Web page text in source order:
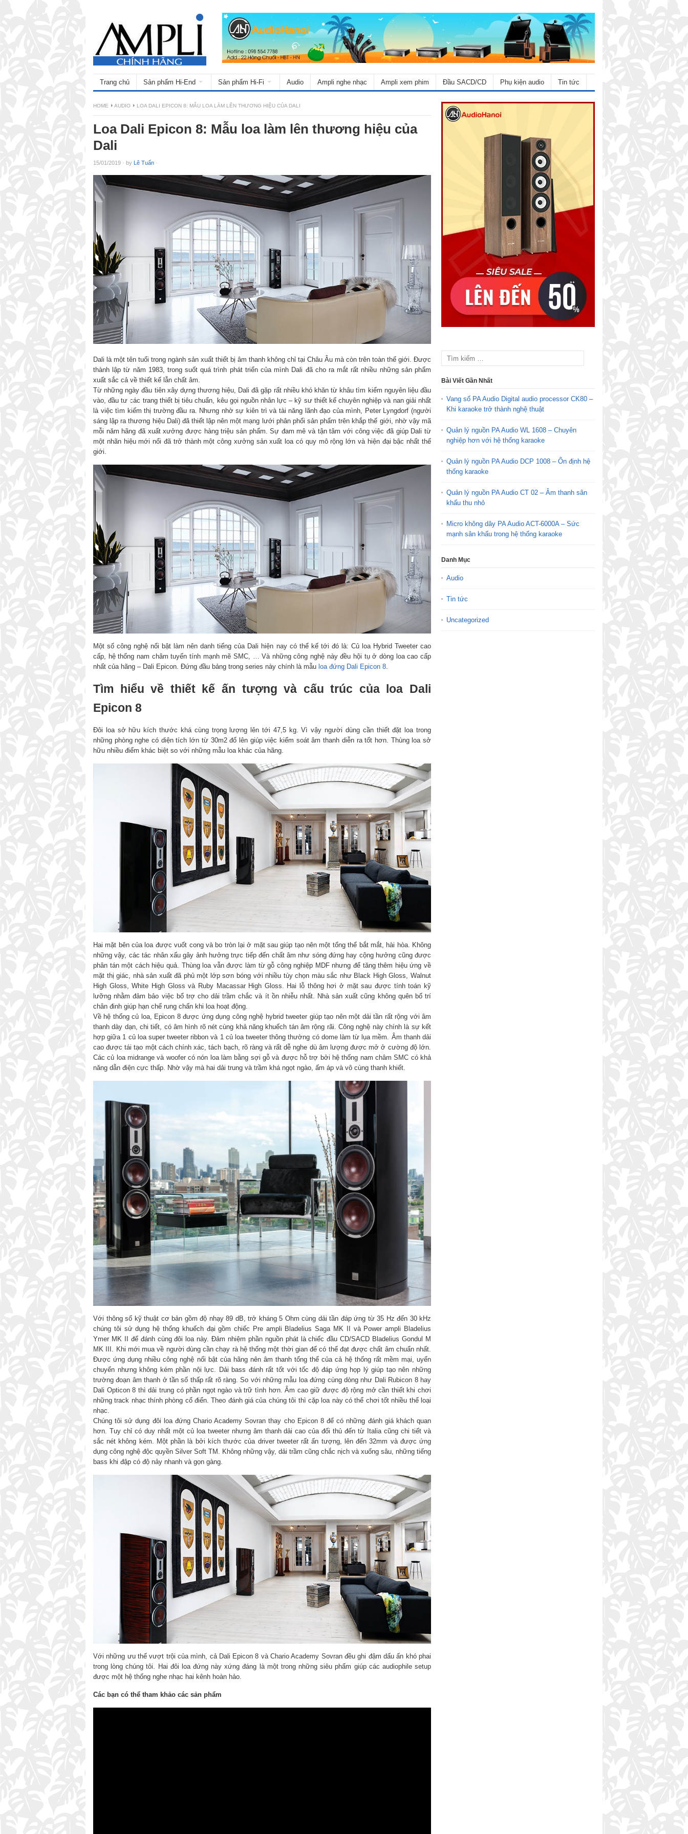
Trang chủ Sản phẩm Hi-End Sản phẩm Hi-Fi Audio Ampli nghe nhạc Ampli xem phim Đầu SACD/CD Phụ kiện audio Tin tức
HOME AUDIO LOA DALI EPICON 8: MẪU LOA LÀM LÊN THƯƠNG HIỆU CỦA DALI
Loa Dali Epicon 8: Mẫu loa làm lên thương hiệu của
Dali
15/01/2019 · by Lê Tuấn ·
Dali là một tên tuổi trong ngành sản xuất thiết bị âm thanh không chỉ tại Châu Âu mà còn trên toàn thế giới. Được
thành lập từ năm 1983, trong suốt quá trình phát triển của mình Dali đã cho ra mắt rất nhiều những sản phẩm
xuất sắc cả về thiết kế lẫn chất âm.
Từ những ngày đầu tiên xây dựng thương hiệu, Dali đã gặp rất nhiều khó khăn từ khâu tìm kiểm nguyên liệu đầu
vào, đầu tư các trang thiết bị tiêu chuẩn, kêu gọi nguồn nhân lực – kỹ sư thiết kế chuyên nghiệp và nan giải nhất
là việc tìm kiếm thị trường đầu ra. Nhưng nhờ sự kiên trì và tài năng lãnh đạo của mình, Peter Lyngdorf (người
sáng lập ra thương hiệu Dali) đã thiết lập nên một mạng lưới phân phối sản phẩm trên khắp thế giới, nhờ vậy mã
mỗi năm hãng đã xuất xưởng được hàng triệu sản phẩm. Sự đam mê và tận tâm với công việc đã giúp Dali từ
một nhãn hiệu mới nổi đã trở thành một công xưởng sản xuất loa có quy mô rộng lớn và hiện đại bậc nhất thế
giới.
Một số công nghệ nổi bật làm nên danh tiếng của Dali hiện nay có thể kế tới đó là: Củ loa Hybrid Tweeter cao
cấp, hệ thống nam châm tuyến tính mạnh mẽ SMC, … Và những công nghệ này đều hội tụ ở dòng loa cao cấp
nhất của hãng – Dali Epicon. Đứng đầu bảng trong series này chính là mẫu loa đứng Dali Epicon 8.
Tìm hiểu về thiết kế ấn tượng và cấu trúc của loa Dali
Epicon 8
Đôi loa sở hữu kích thước khá cùng trọng lượng lên tới 47,5 kg. Vì vậy người dùng cần thiết đặt loa trong
những phòng nghe có diện tích lớn từ 30m2 đổ lên giúp việc kiểm soát âm thanh diễn ra tốt hơn. Thùng loa sở
hữu nhiều điểm khác biệt so với những mẫu loa khác của hãng.
Hai mặt bên của loa được vuốt cong và bo tròn lại ở mặt sau giúp tạo nên một tổng thể bắt mắt, hài hòa. Không
những vậy, các tác nhân xấu gây ảnh hưởng trực tiếp đến chất âm như sóng đứng hay cộng hưởng cũng được
phân tán một cách hiệu quả. Thùng loa vẫn được làm từ gỗ công nghiệp MDF nhưng để tăng thêm hiệu ứng về
mặt thị giác, nhà sản xuất đã phủ một lớp sơn bóng với nhiều tùy chọn màu sắc như Black High Gloss, Walnut
High Gloss, White High Gloss và Ruby Macassar High Gloss. Hai lỗ thông hơi ở mặt sau được tính toán kỹ
lưỡng nhằm đảm bảo việc bổ trợ cho dải trầm chắc và ít ồn nhiễu nhất. Nhà sản xuất cũng không quên bố trí
chân đinh giúp hạn chế rung chấn khi loa hoạt động.
Về hệ thống củ loa, Epicon 8 được ứng dụng công nghệ hybrid tweeter giúp tạo nên một dải tần rất rộng với âm
thanh dày dạn, chi tiết, có âm hình rõ nét cùng khả năng khuếch tán âm rộng rãi. Công nghệ này chính là sự kết
hợp giữa 1 củ loa super tweeter ribbon và 1 củ loa tweeter thông thường có dome làm từ lụa mềm. Âm thanh dải
cao được tái tạo một cách chính xác, tách bạch, rõ ràng và rất dễ nghe dù âm lượng được mở ở cường độ lớn.
Các củ loa midrange và woofer có nón loa làm bằng sợi gỗ và được hỗ trợ bởi hệ thống nam châm SMC có khả
năng dẫn điện cực thấp. Nhờ vậy mà hai dải trung và trầm khá ngọt ngào, ấm áp và vô cùng thanh khiết.
Với thông số kỹ thuật cơ bản gồm độ nhạy 89 dB, trở kháng 5 Ohm cùng dải tần đáp ứng từ 35 Hz đến 30 kHz
chúng tôi sử dụng hệ thống khuếch đại gồm chiếc Pre ampli Bladelius Saga MK II và Power ampli Bladelius
Ymer MK II để đánh cùng đôi loa này. Đảm nhiệm phần nguồn phát là chiếc đầu CD/SACD Bladelius Gondul M
MK III. Khi mới mua về người dùng cần chạy rà hệ thống một thời gian để có thể đạt được chất âm chuẩn nhất.
Được ứng dụng nhiều công nghệ nổi bật của hãng nên âm thanh tổng thể của cả hệ thống rất mềm mại, uyển
chuyển nhưng không kém phần nội lực. Dải bass đánh rất tốt với tốc độ đáp ứng họp lý giúp tạo nên những
trường đoạn âm thanh ở tần số thấp rất rõ ràng. So với những mẫu loa đứng cùng dòng như Dali Rubicon 8 hay
Dali Opticon 8 thì dải trung có phần ngọt ngào và trữ tình hơn. Âm cao giữ được độ rộng mở cần thiết khi chơi
những track nhạc thính phòng cổ điển. Theo đánh giá của chúng tôi thì cặp loa này có thể chơi tốt nhiều thể loại
nhạc.
Chúng tôi sử dụng đôi loa đứng Chario Academy Sovran thay cho Epicon 8 để có những đánh giá khách quan
hơn. Tuy chỉ có duy nhất một củ loa tweeter nhưng âm thanh dải cao của đối thủ đến từ Italia cũng chi tiết và
sắc nét không kém. Một phần là bởi kích thước của driver tweeter rất ấn tượng, lên đến 32mm và được ứng
dụng công nghệ độc quyền Silver Soft TM. Không những vậy, dải trầm cũng chắc nịch và xuống sâu, những tiếng
bass khi đập có độ nảy nhanh và gọn gàng.
Với những ưu thế vượt trội của mình, cả Dali Epicon 8 và Chario Academy Sovran đều ghi đậm dấu ấn khó phai
trong lòng chúng tôi. Hai đôi loa đứng này xứng đáng là một trong những siêu phẩm giúp các audiophile setup
được một hệ thống nghe nhạc hai kênh hoàn hảo.
Các bạn có thể tham khảo các sản phẩm
Bài Viết Gần Nhất
Vang số PA Audio Digital audio processor CK80 –
Khi karaoke trở thành nghệ thuật
Quản lý nguồn PA Audio WL 1608 – Chuyên
nghiệp hơn với hệ thống karaoke
Quản lý nguồn PA Audio DCP 1008 – Ổn định hệ
thống karaoke
Quản lý nguồn PA Audio CT 02 – Âm thanh sân
khấu thu nhỏ
Micro không dây PA Audio ACT-6000A – Sức
mạnh sân khấu trong hệ thống karaoke
Danh Mục
Audio
Tin tức
Uncategorized